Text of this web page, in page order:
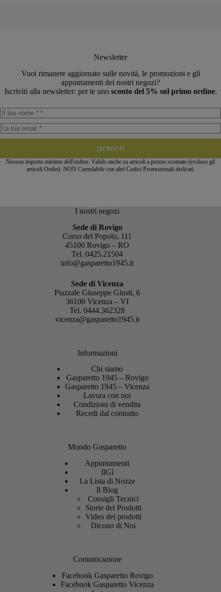
Newsletter
Vuoi rimanere aggiornato sulle novità, le promozioni e gli
appuntamenti dei nostri negozi?
Iscriviti alla newsletter: per te uno sconto del 5% sul primo ordine.
ISCRIVITI
Nessun importo minimo dell'ordine. Valido anche su articoli a prezzo scontato (escluso gli
articoli Outlet). NON Cumulabile con altri Codici Promozionali dedicati.
I nostri negozi
Sede di Rovigo
Corso del Popolo, 111
45100 Rovigo – RO
Tel.0425.21504
info@gasparetto1945.it
Sede di Vicenza
Piazzale Giuseppe Giusti, 6
36100 Vicenza – VI
Tel.0444.362328
vicenza@gasparetto1945.it
Informazioni
Chi siamo
Gasparetto 1945 – Rovigo
Gasparetto 1945 – Vicenza
Lavora con noi
Condizioni di vendita
Recedi dal contratto
Mondo Gasparetto
Appuntamenti
IlGì
La Lista di Nozze
Il Blog
Consigli Tecnici
Storie dei Prodotti
Video dei prodotti
Dicono di Noi
Comunicazione
Facebook Gasparetto Rovigo
Facebook Gasparetto Vicenza